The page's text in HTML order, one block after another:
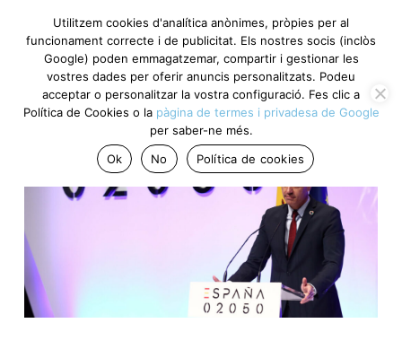
Utilitzem cookies d'analítica anònimes, pròpies per al
funcionament correcte i de publicitat. Els nostres socis (inclòs
Google) poden emmagatzemar, compartir i gestionar les
vostres dades per oferir anuncis personalitzats. Podeu
acceptar o personalitzar la vostra configuració. Fes clic a
Política de Cookies o la pàgina de termes i privadesa de Google
per saber-ne més.
Ok
No Política de cookies